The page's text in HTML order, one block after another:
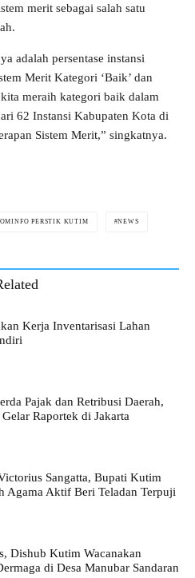
merit sebagai salah satu
adalah persentase instansi
Merit Kategori ‘Baik’ dan
meraih kategori baik dalam
62 Instansi Kabupaten Kota di
Sistem Merit,” singkatnya.
PERSTIK KUTIM NEWS
Kerja Inventarisasi Lahan
Pajak dan Retribusi Daerah,
Raportek di Jakarta
Sangatta, Bupati Kutim
Agama Aktif Beri Teladan Terpuji
Dishub Kutim Wacanakan
di Desa Manubar Sandaran